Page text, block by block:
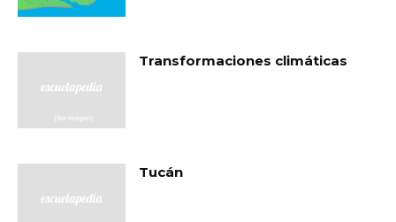
Transformaciones climáticas
Tucán